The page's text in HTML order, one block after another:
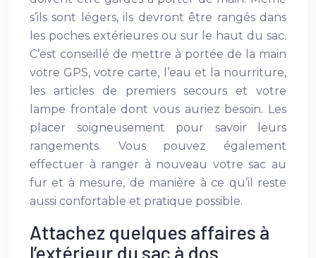
s’ils sont légers, ils devront être rangés dans
les poches extérieures ou sur le haut du sac.
C’est conseillé de mettre à portée de la main
votre GPS, votre carte, l’eau et la nourriture,
les articles de premiers secours et votre
lampe frontale dont vous auriez besoin. Les
placer soigneusement pour savoir leurs
rangements. Vous pouvez également
effectuer à ranger à nouveau votre sac au
fur et à mesure, de manière à ce qu’il reste
aussi confortable et pratique possible.
Attachez quelques affaires à
l’extérieur du sac à dos